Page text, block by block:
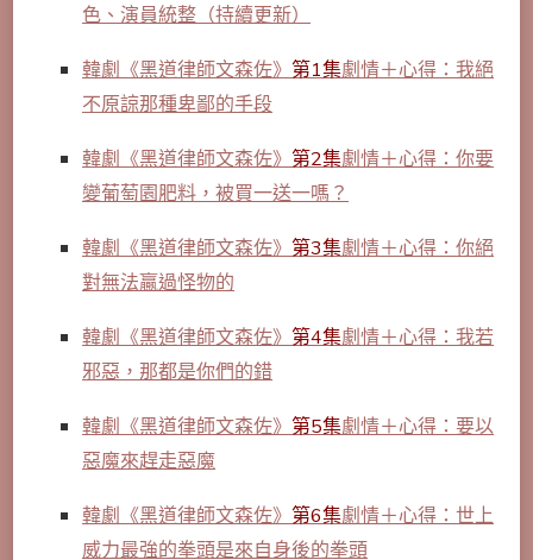
色、演員統整（持續更新）
韓劇《黑道律師文森佐》 第1集劇情＋心得：我絕
不原諒那種卑鄙的手段
韓劇《黑道律師文森佐》 第2集劇情＋心得：你要
變葡萄園肥料，被買一送一嗎？
韓劇《黑道律師文森佐》 第3集劇情＋心得：你絕
對無法贏過怪物的
韓劇《黑道律師文森佐》 第4集劇情＋心得：我若
邪惡，那都是你們的錯
韓劇《黑道律師文森佐》 第5集劇情＋心得：要以
惡魔來趕走惡魔
韓劇《黑道律師文森佐》 第6集劇情＋心得：世上
威力最強的拳頭是來自身後的拳頭